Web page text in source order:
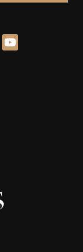
Twitter